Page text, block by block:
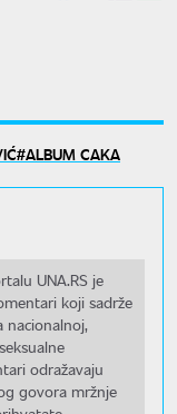
ALBUM CAKA
UNA.RS je
koji sadrže
nacionalnoj,
odražavaju
govora mržnje